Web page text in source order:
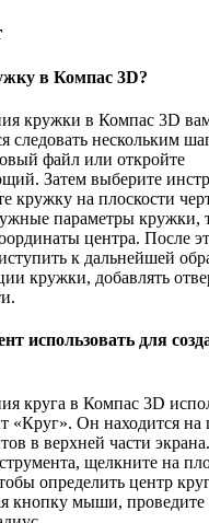
в Компас 3D?
кружки в Компас 3D
следовать нескольким
файл или откройте
Затем выберите
кружку на плоскости
параметры кружки,
центра. После
к дальнейшей
кружки, добавлять
использовать для
круга в Компас 3D
«Круг». Он находится на
в верхней части
щелкните на
определить центр
кнопку мыши, проведите